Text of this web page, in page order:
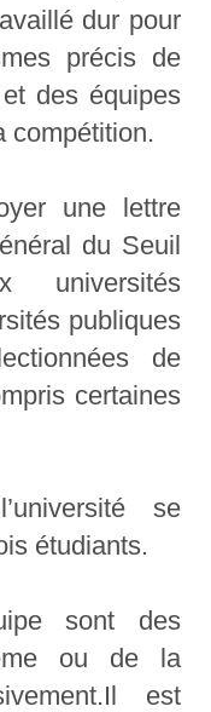
dur pour
précis de
des équipes
compétition.
une lettre
du Seuil
universités
publiques
de
certaines
se
étudiants.
sont des
ou de la
est